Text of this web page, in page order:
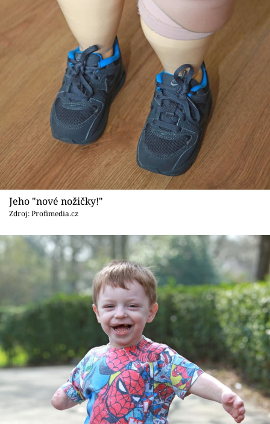
Jeho "nové nožičky!"
Zdroj: Profimedia.cz